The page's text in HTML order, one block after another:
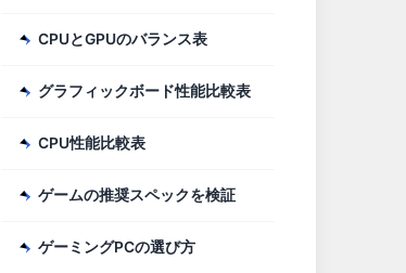
CPUとGPUのバランス表
グラフィックボード性能比較表
CPU性能比較表
ゲームの推奨スペックを検証
ゲーミングPCの選び方